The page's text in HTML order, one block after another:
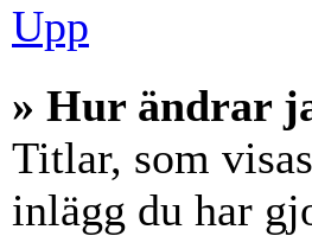
Upp
» Hur ändrar
Titlar, som
inlägg du har